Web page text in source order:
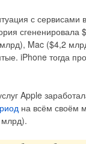
с сервисами
сгененировала
Mac ($4,2
iPhone тогда
Apple
на всём своём